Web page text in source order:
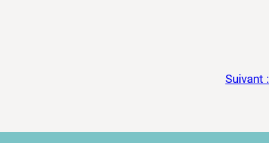
Suivant :